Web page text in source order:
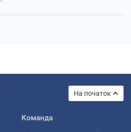
На початок
Команда